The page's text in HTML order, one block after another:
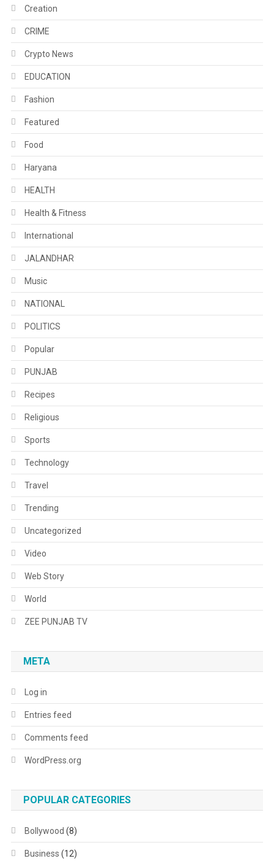
Creation
CRIME
Crypto News
EDUCATION
Fashion
Featured
Food
Haryana
HEALTH
Health & Fitness
International
JALANDHAR
Music
NATIONAL
POLITICS
Popular
PUNJAB
Recipes
Religious
Sports
Technology
Travel
Trending
Uncategorized
Video
Web Story
World
ZEE PUNJAB TV
META
Log in
Entries feed
Comments feed
WordPress.org
POPULAR CATEGORIES
Bollywood (8)
Business (12)